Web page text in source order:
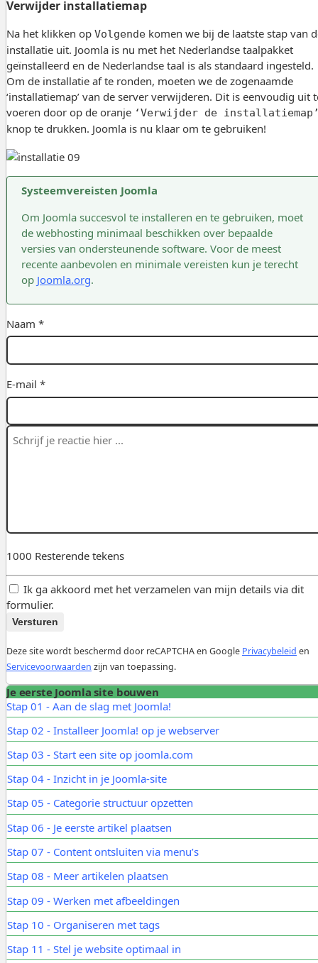
Verwijder installatiemap
Na het klikken op Volgende komen we bij de laatste stap van
installatie uit. Joomla is nu met het Nederlandse taalpakket
geïnstalleerd en de Nederlandse taal is als standaard ingesteld.
Om de installatie af te ronden, moeten we de zogenaamde
‘installatiemap’ van de server verwijderen. Dit is eenvoudig uit
voeren door op de oranje ‘Verwijder de
knop te drukken. Joomla is nu klaar om te gebruiken!
Systeemvereisten Joomla
Om Joomla succesvol te installeren en te gebruiken, moet
de webhosting minimaal beschikken over bepaalde
versies van ondersteunende software. Voor de meest
recente aanbevolen en minimale vereisten kun je terecht
op Joomla.org.
Naam *
E-mail *
1000 Resterende tekens
Ik ga akkoord met het verzamelen van mijn details via dit
formulier.
Versturen
Deze site wordt beschermd door reCAPTCHA en Google Privacybeleid en
Servicevoorwaarden zijn van toepassing.
Je eerste Joomla site bouwen
Stap 01 - Aan de slag met Joomla!
Stap 02 - Installeer Joomla! op je webserver
Stap 03 - Start een site op joomla.com
Stap 04 - Inzicht in je Joomla-site
Stap 05 - Categorie structuur opzetten
Stap 06 - Je eerste artikel plaatsen
Stap 07 - Content ontsluiten via menu’s
Stap 08 - Meer artikelen plaatsen
Stap 09 - Werken met afbeeldingen
Stap 10 - Organiseren met tags
Stap 11 - Stel je website optimaal in